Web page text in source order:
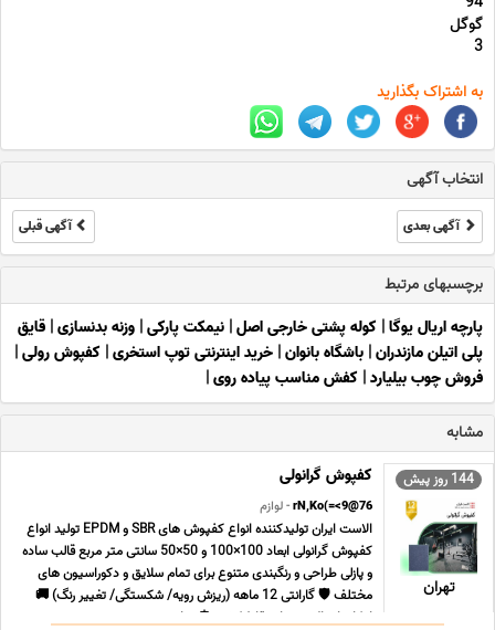
گوگل
3
به اشتراک بگذارید
انتخاب آگهی
آگهی بعدی آگهی قبلی
برچسبهای مرتبط
پارچه اریال یوگا| کوله پشتی خارجی اصل| نیمکت پارکی| وزنه بدنسازی| قایق
پلی اتیلن مازندران| باشگاه بانوان| خرید اینترنتی توپ استخری| کفپوش رولی|
فروش چوب بیلیارد| کفش مناسب پیاده روی|
مشابه
144 روز پیش
تهران
کفپوش گرانولی
76@9>=)rN,Ko - لوازم
الاست ایران تولیدکننده انواع کفپوش های SBR و EPDM تولید انواع
کفپوش گرانولی ابعاد 100×100 و 50×50 سانتی متر مربع قالب ساده
و پازلی طراحی و رنگبندی متنوع برای تمام سلایق و دکوراسیون های
مختلف 🛡️ گارانتی 12 ماهه (ریزش رویه/ شکستگی/ تغییر رنگ) 🚚
امکان ارسال به تمام نقاط کشور 🚢 صادر ... ...